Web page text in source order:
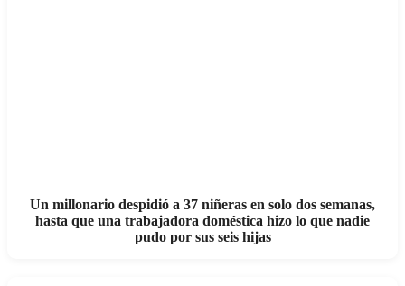
Un millonario despidió a 37 niñeras en solo dos semanas,
hasta que una trabajadora doméstica hizo lo que nadie
pudo por sus seis hijas